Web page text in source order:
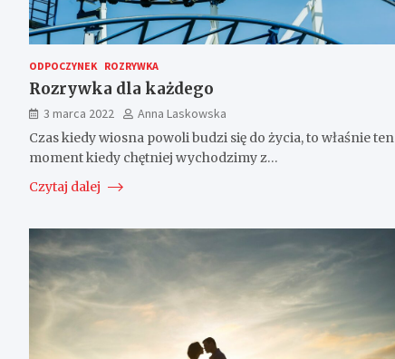
ODPOCZYNEK ROZRYWKA
Rozrywka dla każdego
3 marca 2022
Anna Laskowska
Czas kiedy wiosna powoli budzi się do życia, to właśnie ten
moment kiedy chętniej wychodzimy z…
Czytaj dalej